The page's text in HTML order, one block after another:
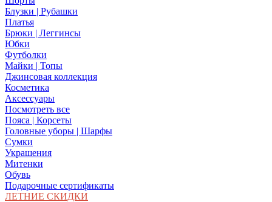
Блузки | Рубашки
Платья
Брюки | Леггинсы
Юбки
Футболки
Майки | Топы
Джинсовая коллекция
Косметика
Аксессуары
Посмотреть все
Пояса | Корсеты
Головные уборы | Шарфы
Сумки
Украшения
Митенки
Обувь
Подарочные сертификаты
ЛЕТНИЕ СКИДКИ